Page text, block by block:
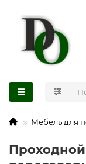
Мебель для